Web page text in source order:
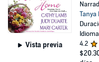
Vista previa
Tanya
4.2